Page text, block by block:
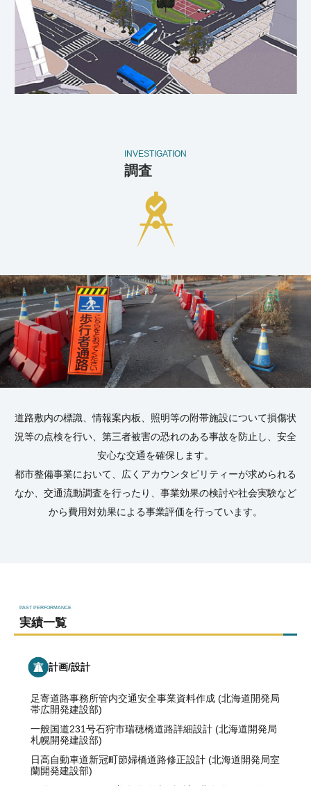
INVESTIGATION
調査
道路敷内の標識、情報案内板、照明等の附帯施設について損傷状
況等の点検を行い、 第三者被害の恐れのある事故を防止し、 安全
安心な交通を確保します。
都市整備事業において、広くアカウンタビリティーが求められる
なか、交通流動調査を行ったり、 事業効果の検討や社会実験など
から費用対効果に よる事業評価を行っています。
PAST PERFORMANCE
実績一覧
計画/設計
足寄道路事務所管内交通安全事業資料作成 (北海道開発局
帯広開発建設部)
一般国道231号石狩市瑞穂橋道路詳細設計 (北海道開発局
札幌開発建設部)
日高自動車道新冠町節婦橋道路修正設計 (北海道開発局室
蘭開発建設部)